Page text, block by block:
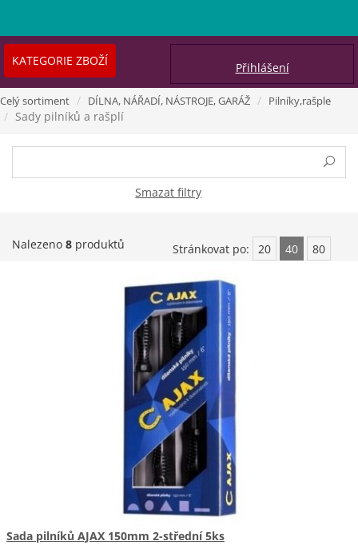
Přihlášení
KATEGORIE ZBOŽÍ
Celý sortiment DÍLNA, NÁŘADÍ, NÁSTROJE, GARÁŽ Pilníky,rašple
Sady pilníků a rašplí
Smazat filtry
Nalezeno 8 produktů Stránkovat po: 20 40 80
Sada pilníků AJAX 150mm 2-střední 5ks